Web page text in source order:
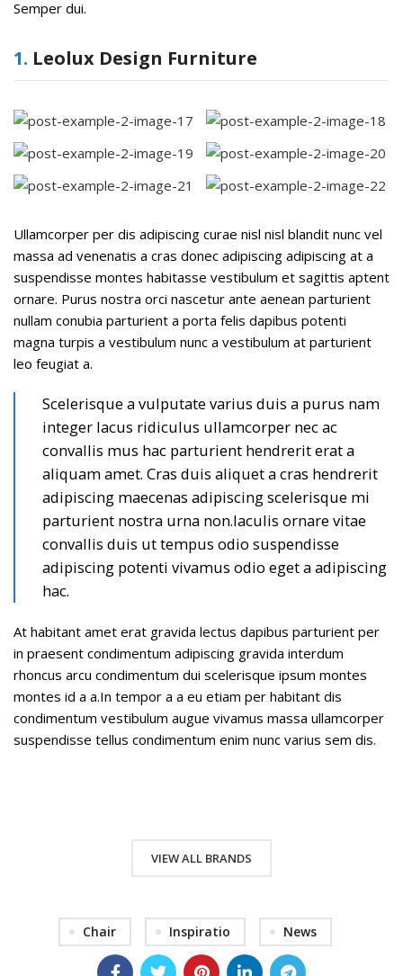
Semper dui.
1. Leolux Design Furniture
Ullamcorper per dis adipiscing curae nisl nisl blandit nunc vel
massa ad venenatis a cras donec adipiscing adipiscing at a
suspendisse montes habitasse vestibulum et sagittis aptent
ornare. Purus nostra orci nascetur ante aenean parturient
nullam conubia parturient a porta felis dapibus potenti
magna turpis a vestibulum nunc a vestibulum at parturient
leo feugiat a.
Scelerisque a vulputate varius duis a purus nam
integer lacus ridiculus ullamcorper nec ac
convallis mus hac parturient hendrerit erat a
aliquam amet. Cras duis aliquet a cras hendrerit
adipiscing maecenas adipiscing scelerisque mi
parturient nostra urna non.Iaculis ornare vitae
convallis duis ut tempus odio suspendisse
adipiscing potenti vivamus odio eget a adipiscing
hac.
At habitant amet erat gravida lectus dapibus parturient per
in praesent condimentum adipiscing gravida interdum
rhoncus arcu condimentum dui scelerisque ipsum montes
montes id a a.In tempor a a eu etiam per habitant dis
condimentum vestibulum augue vivamus massa ullamcorper
suspendisse tellus condimentum enim nunc varius sem dis.
VIEW ALL BRANDS
Chair Inspiratio News